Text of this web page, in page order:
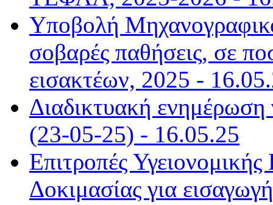
Υποβολή
σοβαρές παθήσεις, σε
εισακτέων, 2025 -
Διαδικτυακή ενημέρωση
(23-05-25) - 16.05.25
Επιτροπές
Δοκιμασίας για